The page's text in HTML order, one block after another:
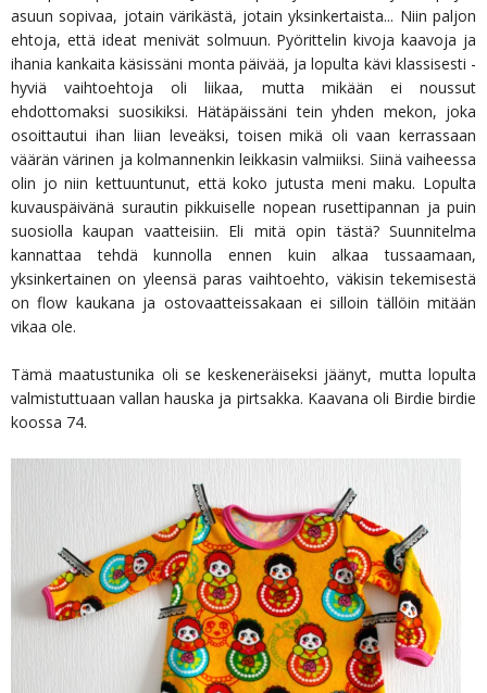
asuun sopivaa, jotain värikästä, jotain yksinkertaista... Niin paljon
ehtoja, että ideat menivät solmuun. Pyörittelin kivoja kaavoja ja
ihania kankaita käsissäni monta päivää, ja lopulta kävi klassisesti -
hyviä vaihtoehtoja oli liikaa, mutta mikään ei noussut
ehdottomaksi suosikiksi. Hätäpäissäni tein yhden mekon, joka
osoittautui ihan liian leveäksi, toisen mikä oli vaan kerrassaan
väärän värinen ja kolmannenkin leikkasin valmiiksi. Siinä vaiheessa
olin jo niin kettuuntunut, että koko jutusta meni maku. Lopulta
kuvauspäivänä surautin pikkuiselle nopean rusettipannan ja puin
suosiolla kaupan vaatteisiin. Eli mitä opin tästä? Suunnitelma
kannattaa tehdä kunnolla ennen kuin alkaa tussaamaan,
yksinkertainen on yleensä paras vaihtoehto, väkisin tekemisestä
on flow kaukana ja ostovaatteissakaan ei silloin tällöin mitään
vikaa ole.
Tämä maatustunika oli se keskeneräiseksi jäänyt, mutta lopulta
valmistuttuaan vallan hauska ja pirtsakka. Kaavana oli Birdie birdie
koossa 74.